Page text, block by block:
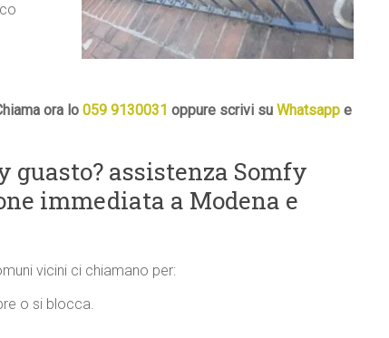
ora lo 059 9130031 oppure scrivi su Whatsapp e
guasto? assistenza Somfy
immediata a Modena e
vicini ci chiamano per:
o si blocca.